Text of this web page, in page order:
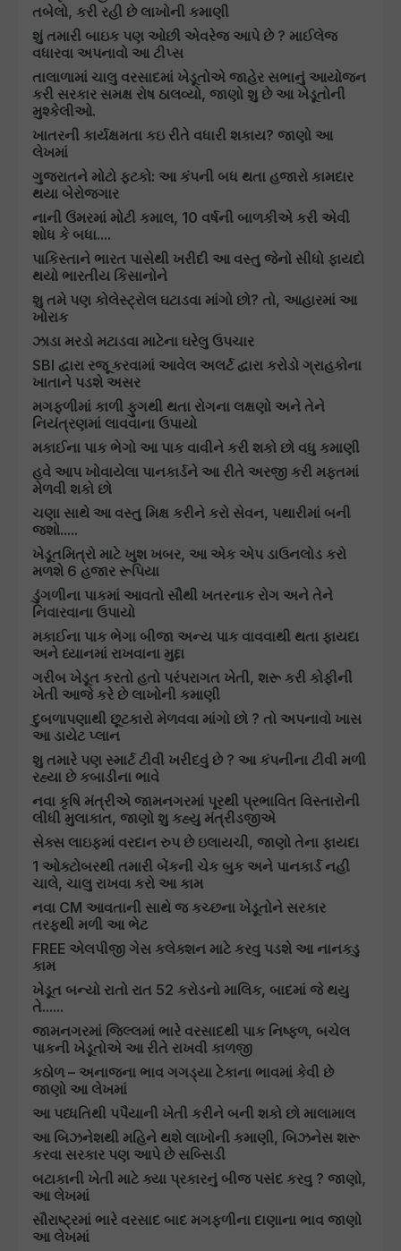
તબેલો, કરી રહી છે લાખોની કમાણી
શું તમારી બાઇક પણ ઓછી એવરેજ આપે છે ? માઈલેજ
વધારવા અપનાવો આ ટીપ્સ
તાલાળામાં ચાલુ વરસાદમાં ખેડૂતોએ જાહેર સભાનું આયોજન
કરી સરકાર સમક્ષ રોષ ઠાલવ્યો, જાણો શુ છે આ ખેડૂતોની
મુશ્કેલીઓ.
ખાતરની કાર્યક્ષમતા કઇ રીતે વધારી શકાય? જાણો આ
લેખમાં
ગુજરાતને મોટો ફટકો: આ કંપની બધ થતા હજારો કામદાર
થયા બેરોજગાર
નાની ઉંમરમાં મોટી કમાલ, 10 વર્ષની બાળકીએ કરી એવી
શોધ કે બધા....
પાકિસ્તાને ભારત પાસેથી ખરીદી આ વસ્તુ જેનો સીધો ફાયદો
થયો ભારતીય કિસાનોને
શુ તમે પણ કોલેસ્ટ્રોલ ઘટાડવા માંગો છો? તો, આહારમાં આ
ખોરાક
ઝાડા મરડો મટાડવા માટેના ઘરેલુ ઉપચાર
SBI દ્વારા રજૂ કરવામાં આવેલ અલર્ટ દ્વારા કરોડો ગ્રાહકોના
ખાતાને પડશે અસર
મગફળીમાં કાળી ફુગથી થતા રોગના લક્ષણો અને તેને
નિયંત્રણમાં લાવવાના ઉપાયો
મકાઈના પાક ભેગો આ પાક વાવીને કરી શકો છો વધુ કમાણી
હવે આપ ખોવાયેલા પાનકાર્ડને આ રીતે અરજી કરી મફતમાં
મેળવી શકો છો
ચણા સાથે આ વસ્તુ મિક્ષ કરીને કરો સેવન, પથારીમાં બની
જશો.....
ખેડૂતમિત્રો માટે ખુશ ખબર, આ એક એપ ડાઉનલોડ કરો
મળશે 6 હજાર રૂપિયા
ડુંગળીના પાકમાં આવતો સૌથી ખતરનાક રોગ અને તેને
નિવારવાના ઉપાયો
મકાઈના પાક ભેગા બીજા અન્ય પાક વાવવાથી થતા ફાયદા
અને ધ્યાનમાં રાખવાના મુદ્દા
ગરીબ ખેડૂત કરતો હતો પરંપરાગત ખેતી, શરૂ કરી કોફીની
ખેતી આજે કરે છે લાખોની કમાણી
દુબળાપણાથી છૂટકારો મેળવવા માંગો છો ? તો અપનાવો ખાસ
આ ડાયેટ પ્લાન
શુ તમારે પણ સ્માર્ટ ટીવી ખરીદવું છે ? આ કંપનીના ટીવી મળી
રહ્યા છે કબાડીના ભાવે
નવા કૃષિ મંત્રીએ જામનગરમાં પૂરથી પ્રભાવિત વિસ્તારોની
લીધી મુલાકાત, જાણો શુ કહ્યુ મંત્રીડજીએ
સેક્સ લાઇફમાં વરદાન રુપ છે ઇલાયચી, જાણો તેના ફાયદા
1 ઓક્ટોબરથી તમારી બેંકની ચેક બુક અને પાનકાર્ડ નહી
ચાલે, ચાલુ રાખવા કરો આ કામ
નવા CM આવતાની સાથે જ કચ્છના ખેડૂતોને સરકાર
તરફથી મળી આ ભેટ
FREE એલપીજી ગેસ કલેક્શન માટે કરવુ પડશે આ નાનકડુ
કામ
ખેડૂત બન્યો રાતો રાત 52 કરોડનો માલિક, બાદમાં જે થયુ
તે......
જામનગરમાં જિલ્લમાં ભારે વરસાદથી પાક નિષ્ફળ, બચેલ
પાકની ખેડૂતોએ આ રીતે રાખવી કાળજી
કઠોળ – અનાજના ભાવ ગગડ્યા ટેકાના ભાવમાં કેવી છે
જાણો આ લેખમાં
આ પધ્ધતિથી પપૈયાની ખેતી કરીને બની શકો છો માલામાલ
આ બિઝનેશથી મહિને થશે લાખોની કમાણી, બિઝનેસ શરૂ
કરવા સરકાર પણ આપે છે સબ્સિડી
બટાકાની ખેતી માટે ક્યા પ્રકારનું બીજ પસંદ કરવુ ? જાણો,
આ લેખમાં
સૌરાષ્ટ્રમાં ભારે વરસાદ બાદ મગફળીના દાણાના ભાવ જાણો
આ લેખમાં